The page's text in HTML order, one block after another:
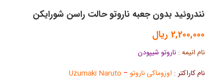
نندروئید بدون جعبه ناروتو حالت راسن شورایکن
2,200,000 ریال
نام انیمه : ناروتو شیپودن
نام کاراکتر : اوزوماکی ناروتو –
Uzumaki Naruto